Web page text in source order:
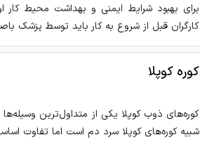
برای بهبود شرایط ایمنی و بهداشت محیط
کارگران قبل از شروع به کار باید توسط پزشک
کوره کوپلا
کوره‌های ذوب کوپلا یکی از متداول‌ترین
شبیه کوره‌های کوپلا سرد دم است اما تفاوت